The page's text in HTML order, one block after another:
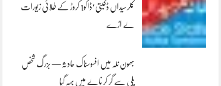
کلرسیداں ڈکیتی‘ڈاکو1 کروڑ کے طلائی زیورات
لے اڑے
بھون نلہ میں افسوسناک حادثہ — بزرگ شخص
پلی سے گر کر نالے میں بہہ گیا